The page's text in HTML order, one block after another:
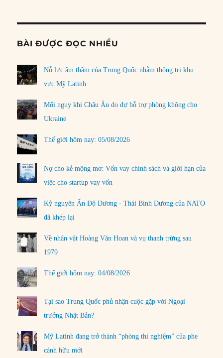
BÀI ĐƯỢC ĐỌC NHIỀU
Nỗ lực âm thầm của Trung Quốc nhằm thống trị khu
vực Mỹ Latinh
Mối nguy khi Châu Âu do dự hỗ trợ phòng không cho
Ukraine
Thế giới hôm nay: 05/08/2026
Nợ cho kẻ mộng mơ: Vốn vay chính sách và giới hạn của
việc cho startup vay vốn
Kỷ nguyên Ấn Độ Dương - Thái Bình Dương của NATO
đã khép lại
Về nhân vật Hoàng Văn Hoan và vụ thanh trừng sau
1979
Thế giới hôm nay: 04/08/2026
Tại sao Trung Quốc phủ nhận cuộc gặp với Ngoại
trưởng Nhật Bản?
Mỹ Latinh đang trở thành “phòng thí nghiệm” của phe
cánh hữu mới